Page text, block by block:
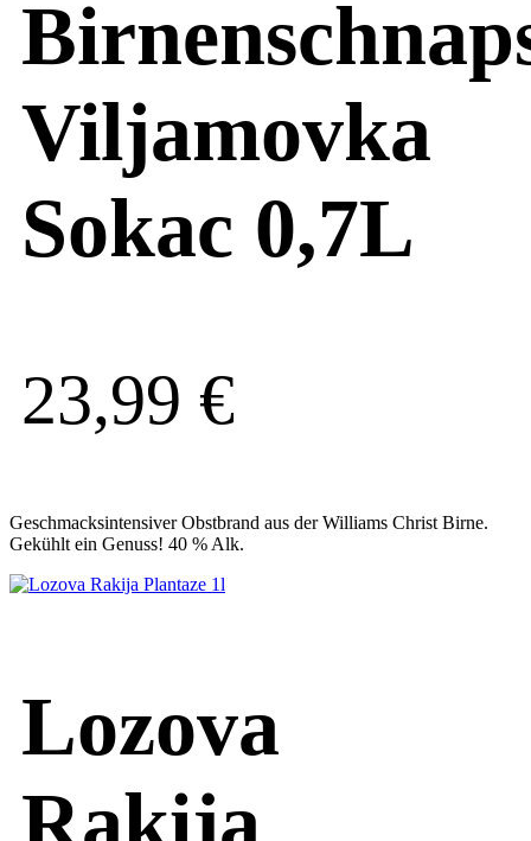
Viljamovka
Sokac 0,7L
23,99 €
Geschmacksintensiver Obstbrand aus der Williams Christ Birne.
Gekühlt ein Genuss! 40 % Alk.
Lozova
Rakija